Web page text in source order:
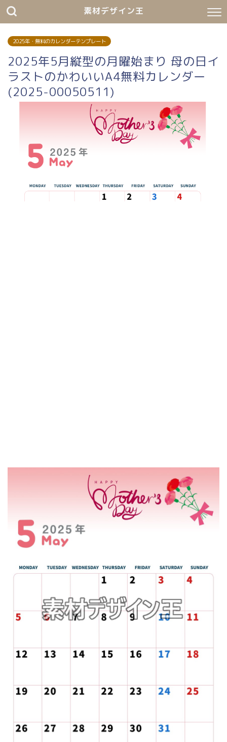
素材デザイン王
2025年・無料のカレンダーテンプレート
2025年5月縦型の月曜始まり 母の日イ
ラストのかわいいA4無料カレンダー
(2025-00050511)